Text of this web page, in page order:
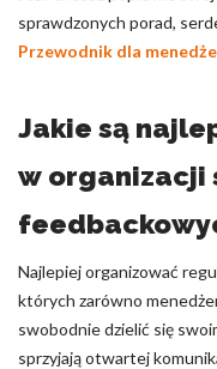
sprawdzonych porad,
Przewodnik dla
Jakie są
w organizacji
Najlepiej organizować
których zarówno
swobodnie dzielić się
sprzyjają otwartej